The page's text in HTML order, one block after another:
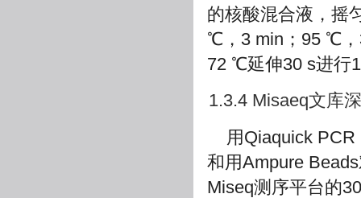
的核酸混合液，摇
℃，3 min；95 ℃，
72 ℃延伸30 s进行
1.3.4 Misaeq文库
用Qiaquick
和用Ampure
Miseq测序平台的